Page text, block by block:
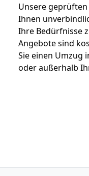
Unsere
Ihnen
Ihre Bedürfnisse
Angebote sind
Sie einen Umzug
oder außerhalb